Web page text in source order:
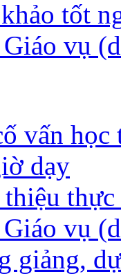
tốt
vụ
vấn học
dạy
thực
vụ
giảng,